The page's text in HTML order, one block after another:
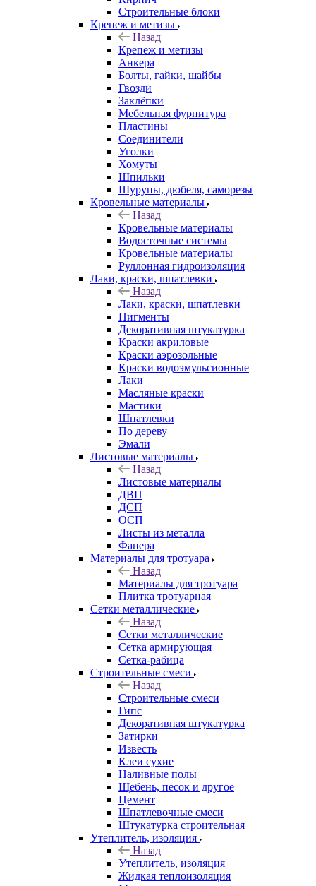
Строительные блоки
Крепеж и метизы
Назад
Крепеж и метизы
Анкера
Болты, гайки, шайбы
Гвозди
Заклёпки
Мебельная фурнитура
Пластины
Соединители
Уголки
Хомуты
Шпильки
Шурупы, дюбеля, саморезы
Кровельные материалы
Назад
Кровельные материалы
Водосточные системы
Кровельные материалы
Руллонная гидроизоляция
Лаки, краски, шпатлевки
Назад
Лаки, краски, шпатлевки
Пигменты
Декоративная штукатурка
Краски акриловые
Краски аэрозольные
Краски водоэмульсионные
Лаки
Масляные краски
Мастики
Шпатлевки
По дереву
Эмали
Листовые материалы
Назад
Листовые материалы
ДВП
ДСП
ОСП
Листы из металла
Фанера
Материалы для тротуара
Назад
Материалы для тротуара
Плитка тротуарная
Сетки металлические
Назад
Сетки металлические
Сетка армирующая
Сетка-рабица
Строительные смеси
Назад
Строительные смеси
Гипс
Декоративная штукатурка
Затирки
Известь
Клеи сухие
Наливные полы
Щебень, песок и другое
Цемент
Шпатлевочные смеси
Штукатурка строительная
Утеплитель, изоляция
Назад
Утеплитель, изоляция
Жидкая теплоизоляция